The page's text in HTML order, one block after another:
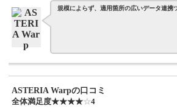
規模によらず、適用箇所の広いデータ連携ツ...
ASTERIA Warpの口コミ
全体満足度☆☆☆☆☆
★★★★★4